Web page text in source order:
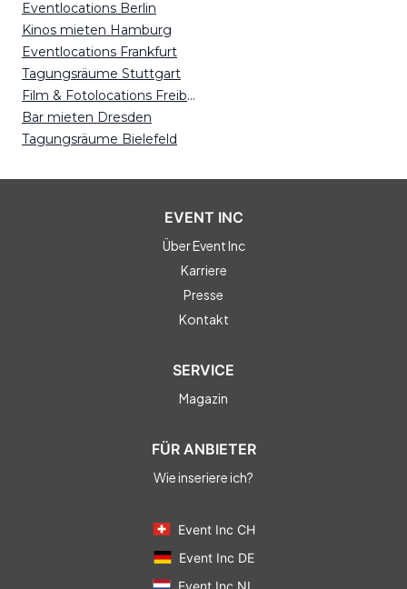
Eventlocations Berlin
Kinos mieten Hamburg
Eventlocations Frankfurt
Tagungsräume Stuttgart
Film & Fotolocations Freiburg
Bar mieten Dresden
Tagungsräume Bielefeld
EVENT INC
Über Event Inc
Karriere
Presse
Kontakt
SERVICE
Magazin
FÜR ANBIETER
Wie inseriere ich?
Event Inc CH
Event Inc DE
Event Inc NL